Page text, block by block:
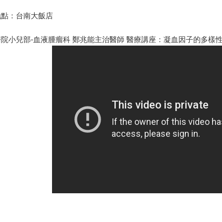
：台南大飯店
院小兒部-血液腫瘤科 鄭兆能主治醫師 醫療講座：凝血因子的多樣